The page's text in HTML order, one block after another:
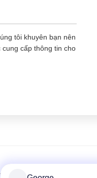
tôi khuyên bạn nên
cấp thông tin cho